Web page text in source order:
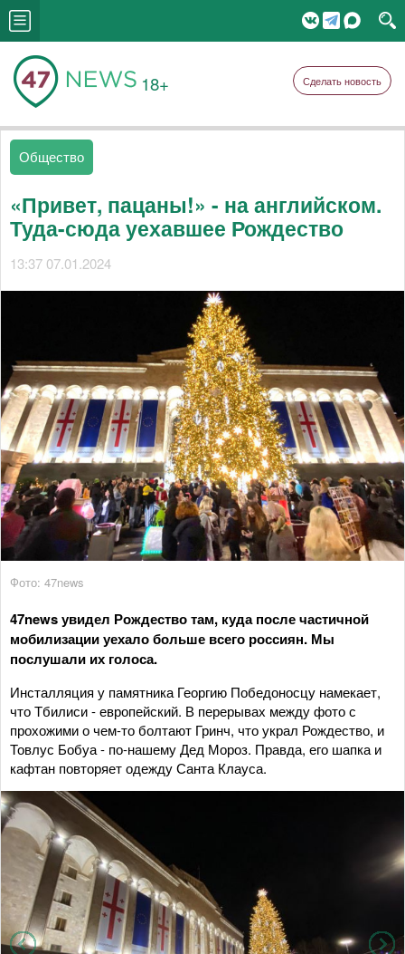
18+ Сделать новость
Общество
«Привет, пацаны!» - на английском.
Туда-сюда уехавшее Рождество
13:37 07.01.2024
Фото: 47news
47news увидел Рождество там, куда после частичной
мобилизации уехало больше всего россиян. Мы
послушали их голоса.
Инсталляция у памятника Георгию Победоносцу намекает,
что Тбилиси - европейский. В перерывах между фото с
прохожими о чем-то болтают Гринч, что украл Рождество, и
Товлус Бобуа - по-нашему Дед Мороз. Правда, его шапка и
кафтан повторяет одежду Санта Клауса.